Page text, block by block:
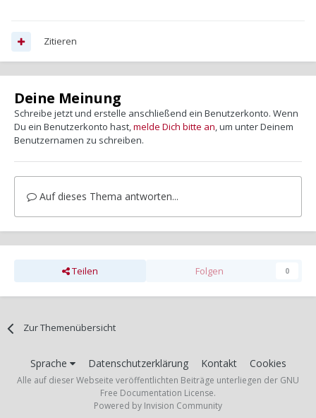
Zitieren
Deine Meinung
Schreibe jetzt und erstelle anschließend ein Benutzerkonto. Wenn
Du ein Benutzerkonto hast,melde Dich bitte an, um unter Deinem
Benutzernamen zu schreiben.
Auf dieses Thema antworten...
Teilen Folgen 0
Zur Themenübersicht
Sprache Datenschutzerklärung Kontakt Cookies
Alle auf dieser Webseite veröffentlichten Beiträge unterliegen der GNU
Free Documentation License.
Powered by Invision Community